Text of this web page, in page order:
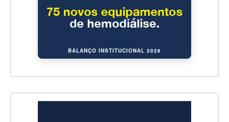
BALANÇO INSTITUCIONAL 2026